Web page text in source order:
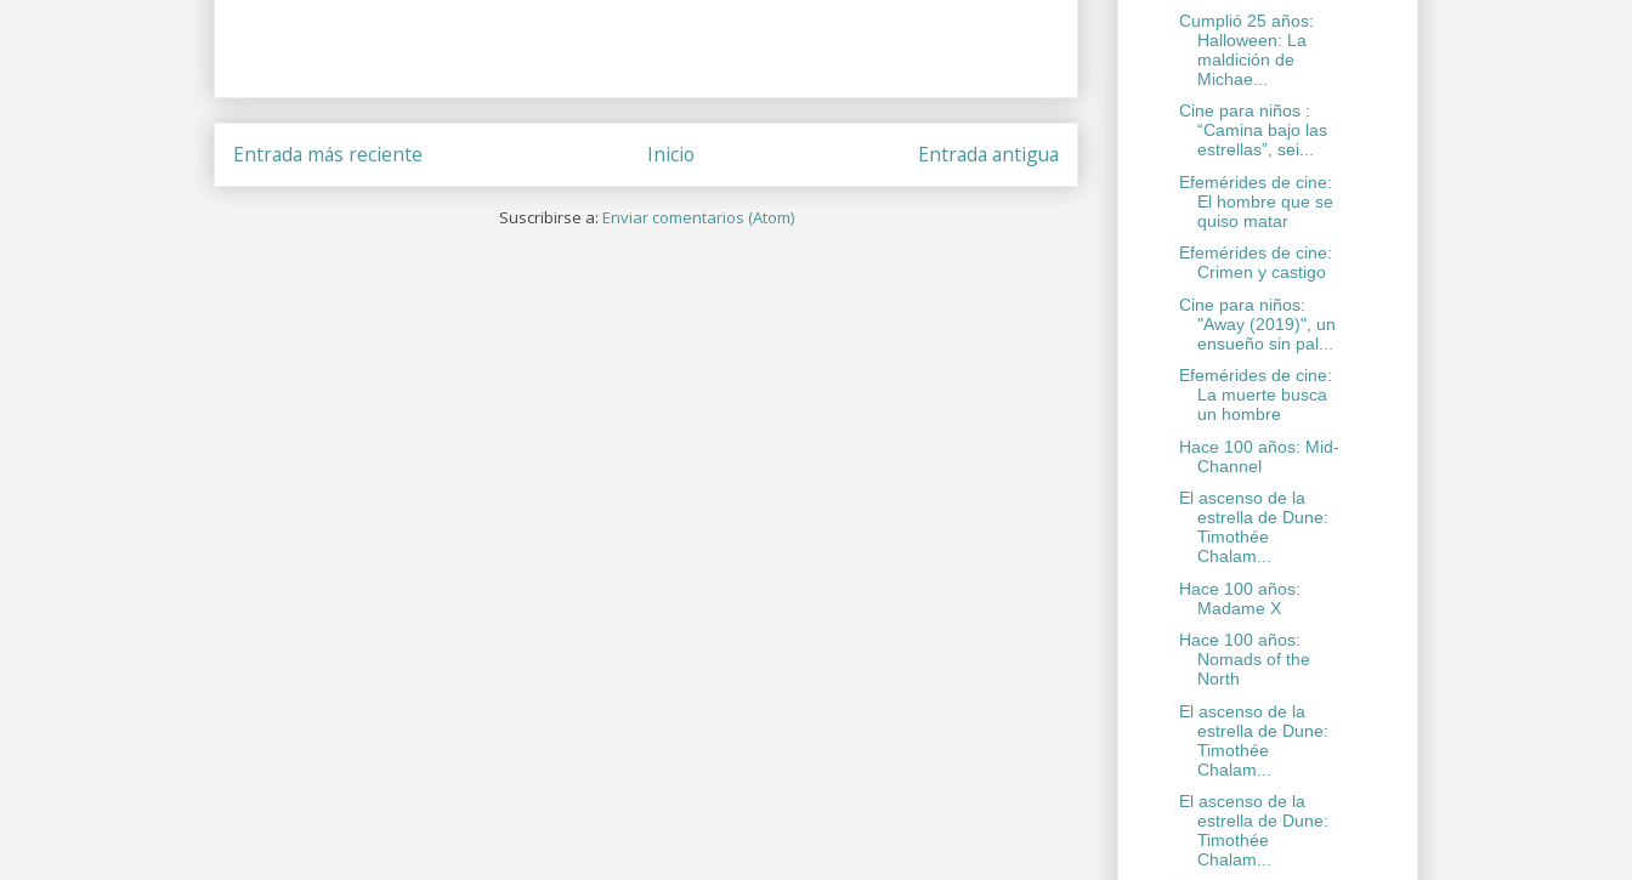
Entrada más reciente Entrada antigua
Inicio
Suscribirse a: Enviar comentarios (Atom)
Cumplió 25 años:
Halloween: La
maldición de
Michae...
Cine para niños :
“Camina bajo las
estrellas”, sei...
Efemérides de cine:
El hombre que se
quiso matar
Efemérides de cine:
Crimen y castigo
Cine para niños:
"Away (2019)", un
ensueño sin pal...
Efemérides de cine:
La muerte busca
un hombre
Hace 100 años: Mid-
Channel
El ascenso de la
estrella de Dune:
Timothée
Chalam...
Hace 100 años:
Madame X
Hace 100 años:
Nomads of the
North
El ascenso de la
estrella de Dune:
Timothée
Chalam...
El ascenso de la
estrella de Dune:
Timothée
Chalam...